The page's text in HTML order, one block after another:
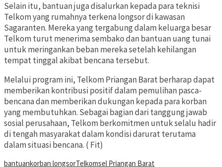
Selain itu, bantuan juga disalurkan kepada para teknisi
Telkom yang rumahnya terkena longsor di kawasan
Sagaranten. Mereka yang tergabung dalam keluarga besar
Telkom turut menerima sembako dan bantuan uang tunai
untuk meringankan beban mereka setelah kehilangan
tempat tinggal akibat bencana tersebut.
Melalui program ini, Telkom Priangan Barat berharap dapat
memberikan kontribusi positif dalam pemulihan pasca-
bencana dan memberikan dukungan kepada para korban
yang membutuhkan. Sebagai bagian dari tanggung jawab
sosial perusahaan, Telkom berkomitmen untuk selalu hadir
di tengah masyarakat dalam kondisi darurat terutama
dalam situasi bencana. ( Fit)
bantuankorban longsorTelkomsel Priangan Barat